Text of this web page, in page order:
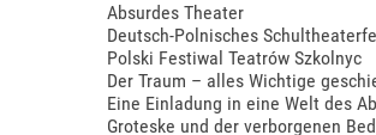
Absurdes Theater
Deutsch-Polnisches
Polski Festiwal Teatrów Szkolnyc
Der Traum – alles Wichtige
Eine Einladung in eine Welt des
Groteske und der verborgenen